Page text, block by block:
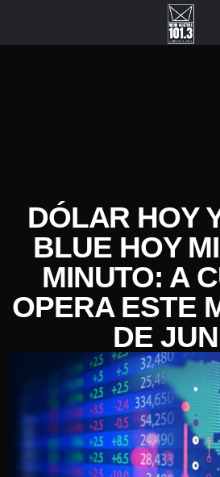
DÓLAR HOY
BLUE HOY
MINUTO: A
OPERA ESTE
DE